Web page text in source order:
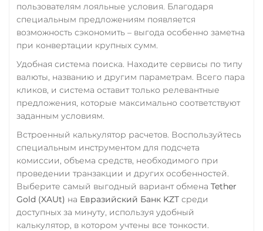
пользователям лояльные условия. Благодаря
специальным предложениям появляется
возможность сэкономить – выгода особенно заметна
при конвертации крупных сумм.
Удобная система поиска. Находите сервисы по типу
валюты, названию и другим параметрам. Всего пара
кликов, и система оставит только релевантные
предложения, которые максимально соответствуют
заданным условиям.
Встроенный калькулятор расчетов. Воспользуйтесь
специальным инструментом для подсчета
комиссии, объема средств, необходимого при
проведении транзакции и других особенностей.
Выберите самый выгодный вариант обмена Tether
Gold (XAUt) на Евразийский Банк KZT среди
доступных за минуту, используя удобный
калькулятор, в котором учтены все тонкости.